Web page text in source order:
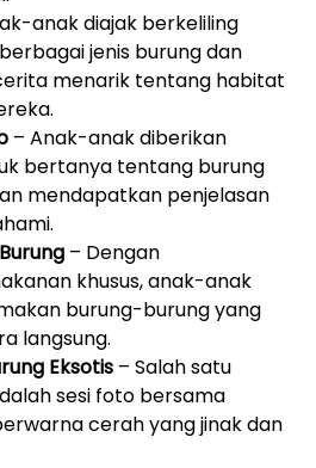
anak diajak berkeliling
jenis burung dan
menarik tentang habitat
– Anak-anak diberikan
bertanya tentang burung
mendapatkan penjelasan
– Dengan
khusus, anak-anak
burung-burung yang
langsung.
Eksotis – Salah satu
sesi foto bersama
cerah yang jinak dan